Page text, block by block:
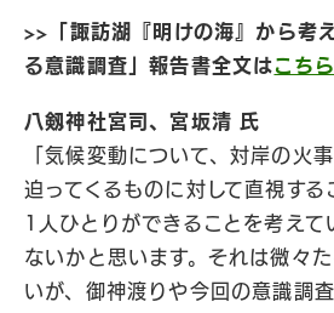
>>「諏訪湖『明けの海』から考
る意識調査」報告書全文は こちら
八剱神社宮司、宮坂清 氏
「気候変動について、対岸の火
迫ってくるものに対して直視する
1人ひとりができることを考えて
ないかと思います。それは微々
いが、御神渡りや今回の意識調